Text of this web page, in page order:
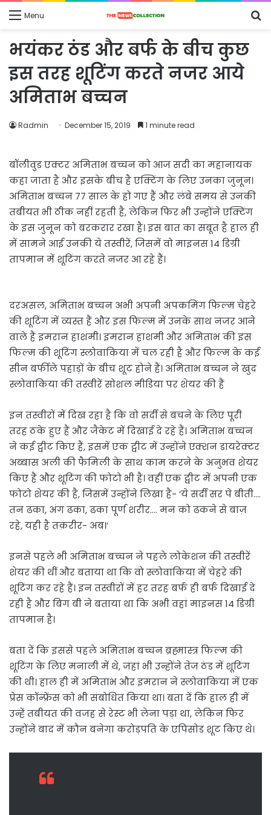
Menu
भयंकर ठंड और बर्फ के बीच कुछ
इस तरह शूटिंग करते नजर आये
अमिताभ बच्चन
Radmin December 15, 2019 1 minute read
बॉलीवुड एक्टर अमिताभ बच्चन को आज सदी का महानायक
कहा जाता है और इसके बीच है एक्टिंग के लिए उनका जुनून।
अमिताभ बच्चन 77 साल के हो गए हैं और लंबे समय से उनकी
तबीयत भी ठीक नहीं रहती है, लेकिन फिर भी उन्होंने एक्टिंग
के इस जुनून को बरकरार रखा है। इस बात का सबूत है हाल ही
में सामने आई उनकी ये तस्वीरें, जिसमें वो माइनस 14 डिग्री
तापमान में शूटिंग करते नजर आ रहे हैं।
दरअसल, अमिताभ बच्चन अभी अपनी अपकमिंग फिल्म चेहरे
की शूटिंग में व्यस्त हैं और इस फिल्म में उनके साथ नजर आने
वाले हैं इमरान हाशमी। इमरान हाशमी और अमिताभ की इस
फिल्म की शूटिंग स्लोवाकिया में चल रही है और फिल्म के कई
सीन बर्फीले पहाड़ों के बीच शूट होने हैं। अमिताभ बच्चन ने खुद
स्लोवाकिया की तस्वीरें सोशल मीडिया पर शेयर की हैं
इन तस्वीरों में दिख रहा है कि वो सर्दी से बचने के लिए पूरी
तरह ठके हुए हैं और जैकेट में दिखाई दे रहे हैं। अमिताभ बच्चन
ने कई ट्वीट किए हैं, इसमें एक ट्वीट में उन्होंने एक्शन डायरेक्टर
अब्बास अली की फैमिली के साथ काम करने के अनुभव शेयर
किए हैं और शूटिंग की फोटो भी है। वहीं एक ट्वीट में अपनी एक
फोटो शेयर की है, जिसमें उन्होंने लिखा है- ‘ये सर्दी सर पे बीती….
तन ढका, अंग ढका, ढका पूर्ण शरीर…. मन को ढकने से बाज़
रहे, यही है तक़रीर- अब।’
इनसे पहले भी अमिताभ बच्चन ने पहले लोकेशन की तस्वीरें
शेयर की थीं और बताया था कि वो स्लोवाकिया में चेहरे की
शूटिंग कर रहे हैं। इन तस्वीरों में हर तरह बर्फ ही बर्फ दिखाई दे
रही है और बिग बी ने बताया था कि अभी वहां माइनस 14 डिग्री
तापमान है।
बता दें कि इससे पहले अमिताभ बच्चन ब्रह्मास्त्र फिल्म की
शूटिंग के लिए मनाली में थे, जहां भी उन्होंने तेज ठंड में शूटिंग
की थी। हाल ही में अमिताभ और इमरान ने स्लोवाकिया में एक
प्रेस कॉन्फ्रेंस को भी संबोधित किया था। बता दें कि हाल ही में
उन्हें तबीयत की वजह से रेस्ट भी लेना पड़ा था, लेकिन फिर
उन्होंने बाद में कौन बनेगा करोड़पति के एपिसोड शूट किए थे।